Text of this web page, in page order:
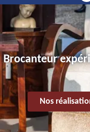
Brocanteur
Nos